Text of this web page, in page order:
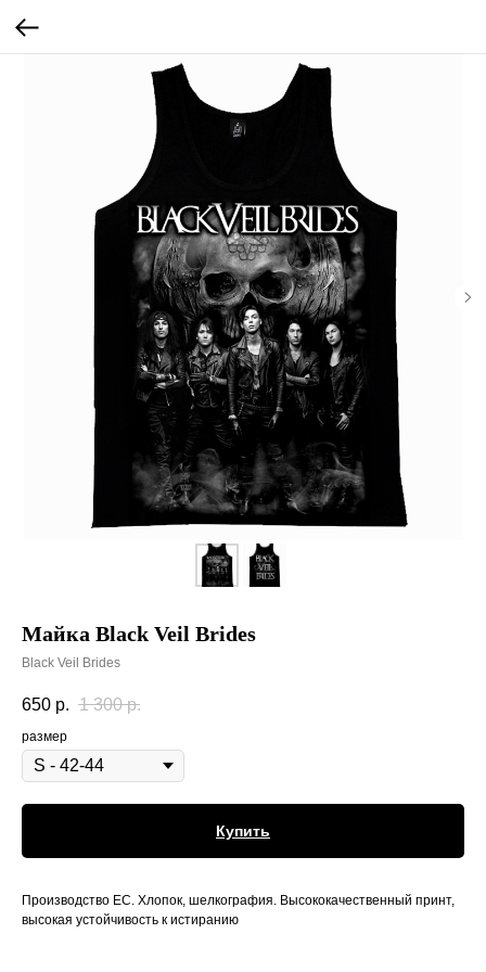
Майка Black Veil Brides
Black Veil Brides
650 р. 1 300 р.
размер
Купить
Производство ЕС. Хлопок, шелкография. Высококачественный принт,
высокая устойчивость к истиранию